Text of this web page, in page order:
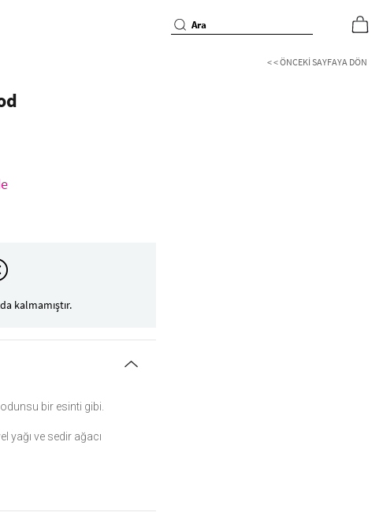
< < ÖNCEKI SAYFAYA DÖN
kalmamıştır.
bir esinti gibi.
yağı ve sedir ağacı